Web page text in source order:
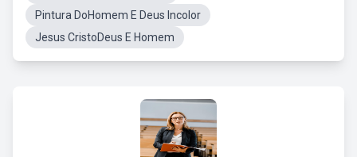
Pintura DoHomem E Deus Incolor
Jesus CristoDeus E Homem